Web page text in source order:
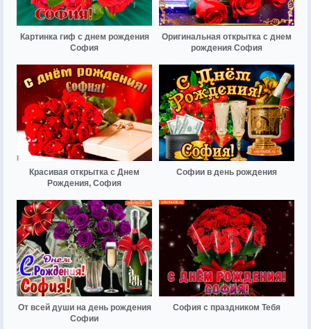
Картинка гиф с днем рождения
София
Оригинальная открытка с днем
рождения София
Красивая открытка с Днем
Рождения, София
Софии в день рождения
От всей души на день рождения
Софии
София с праздником Тебя